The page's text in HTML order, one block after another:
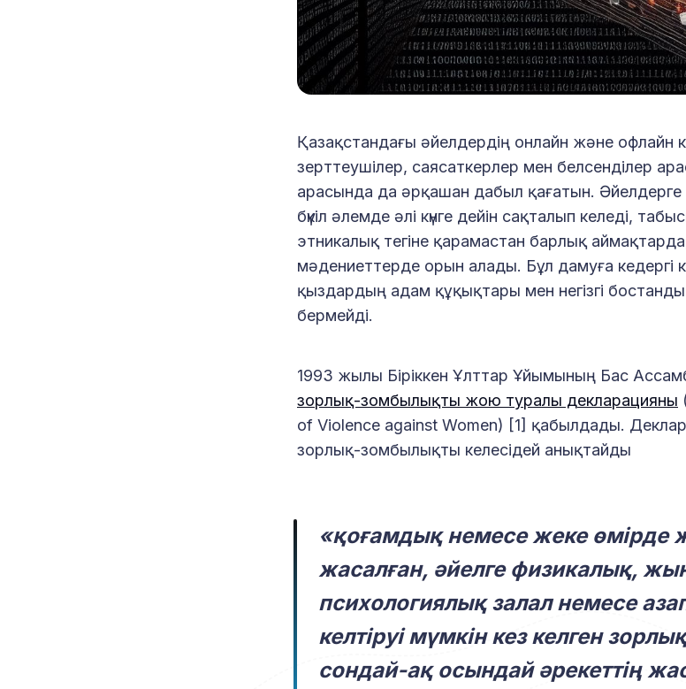
Қазақстандағы әйелдердің онлайн және офлайн
зерттеушілер, саясаткерлер мен белсенділер
арасында да әрқашан дабыл қағатын.
бүкіл әлемде әлі күнге дейін сақталып келеді,
этникалық тегіне қарамастан барлық
мәдениеттерде орын алады. Бұл дамуға кедергі
қыздардың адам құқықтары мен негізгі
бермейді.
1993 жылы Біріккен Ұлттар Ұйымының Бас
зорлық-зомбылықты жою туралы декларацияны
of Violence against Women) [1] қабылдады.
зорлық-зомбылықты келесідей анықтайды
«қоғамдық немесе жеке өмірде
жасалған, әйелге физикалық,
психологиялық залал немесе
келтіруі мүмкін кез келген
сондай-ақ осындай әрекеттің